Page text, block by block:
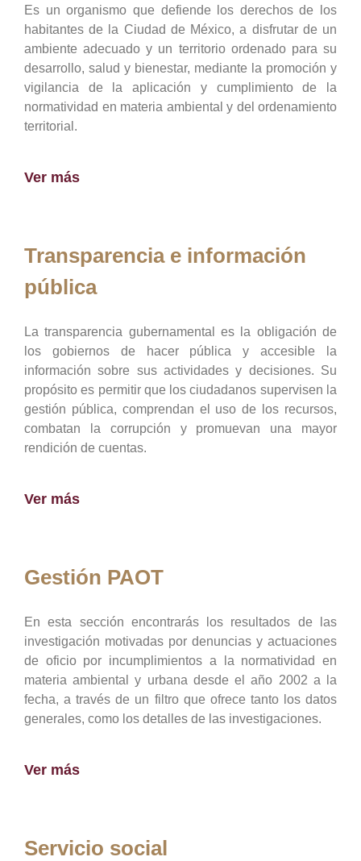
Es un organismo que defiende los derechos de los
habitantes de la Ciudad de México, a disfrutar de un
ambiente adecuado y un territorio ordenado para su
desarrollo, salud y bienestar, mediante la promoción y
vigilancia de la aplicación y cumplimiento de la
normatividad en materia ambiental y del ordenamiento
territorial.
Ver más
Transparencia e información
pública
La transparencia gubernamental es la obligación de
los gobiernos de hacer pública y accesible la
información sobre sus actividades y decisiones. Su
propósito es permitir que los ciudadanos supervisen la
gestión pública, comprendan el uso de los recursos,
combatan la corrupción y promuevan una mayor
rendición de cuentas.
Ver más
Gestión PAOT
En esta sección encontrarás los resultados de las
investigación motivadas por denuncias y actuaciones
de oficio por incumplimientos a la normatividad en
materia ambiental y urbana desde el año 2002 a la
fecha, a través de un filtro que ofrece tanto los datos
generales, como los detalles de las investigaciones.
Ver más
Servicio social